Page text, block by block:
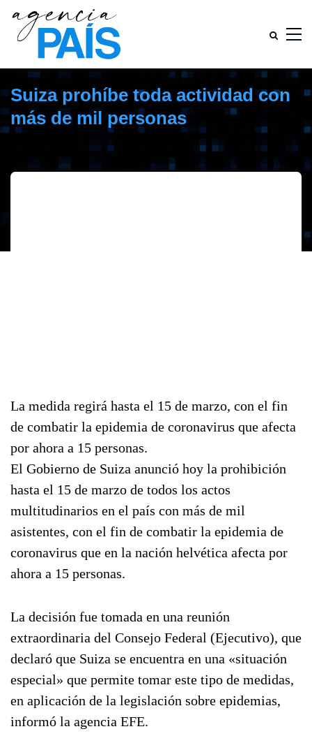
Suiza prohíbe toda actividad con
más de mil personas
La medida regirá hasta el 15 de marzo, con el fin
de combatir la epidemia de coronavirus que afecta
por ahora a 15 personas.
El Gobierno de Suiza anunció hoy la prohibición
hasta el 15 de marzo de todos los actos
multitudinarios en el país con más de mil
asistentes, con el fin de combatir la epidemia de
coronavirus que en la nación helvética afecta por
ahora a 15 personas.
La decisión fue tomada en una reunión
extraordinaria del Consejo Federal (Ejecutivo), que
declaró que Suiza se encuentra en una «situación
especial» que permite tomar este tipo de medidas,
en aplicación de la legislación sobre epidemias,
informó la agencia EFE.